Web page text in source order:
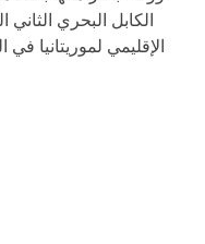
الكابل البحري
الإقليمي لموريتانيا